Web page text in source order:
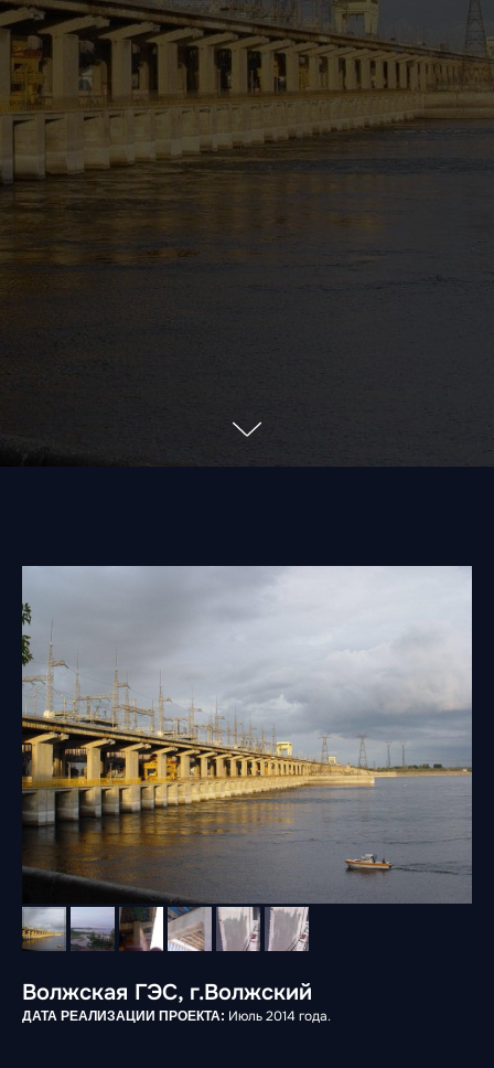
Волжская ГЭС, г.Волжский
ДАТА РЕАЛИЗАЦИИ ПРОЕКТА: Июль 2014 года.